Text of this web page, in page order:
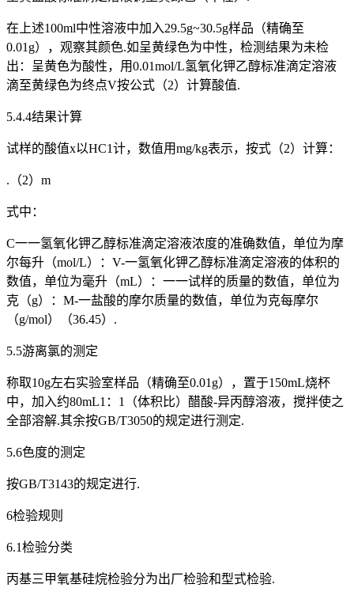
在上述100ml中性溶液中加入29.5g~30.5g样品（精确至
0.01g），观察其颜色.如呈黄绿色为中性，检测结果为未检
出：呈黄色为酸性，用0.01mol/L氢氧化钾乙醇标准滴定溶液
滴至黄绿色为终点V按公式（2）计算酸值.
5.4.4结果计算
试样的酸值x以HC1计，数值用mg/kg表示，按式（2）计算：
.（2）m
式中：
C一一氢氧化钾乙醇标准滴定溶液浓度的准确数值，单位为摩
尔每升（mol/L）：V-一氢氧化钾乙醇标准滴定溶液的体积的
数值，单位为毫升（mL）：一一试样的质量的数值，单位为
克（g）：M-一盐酸的摩尔质量的数值，单位为克每摩尔
（g/mol）（36.45）.
5.5游离氯的测定
称取10g左右实验室样品（精确至0.01g），置于150mL烧杯
中，加入约80mL1：1（体积比）醋酸-异丙醇溶液，搅拌使之
全部溶解.其余按GB/T3050的规定进行测定.
5.6色度的测定
按GB/T3143的规定进行.
6检验规则
6.1检验分类
丙基三甲氧基硅烷检验分为出厂检验和型式检验.